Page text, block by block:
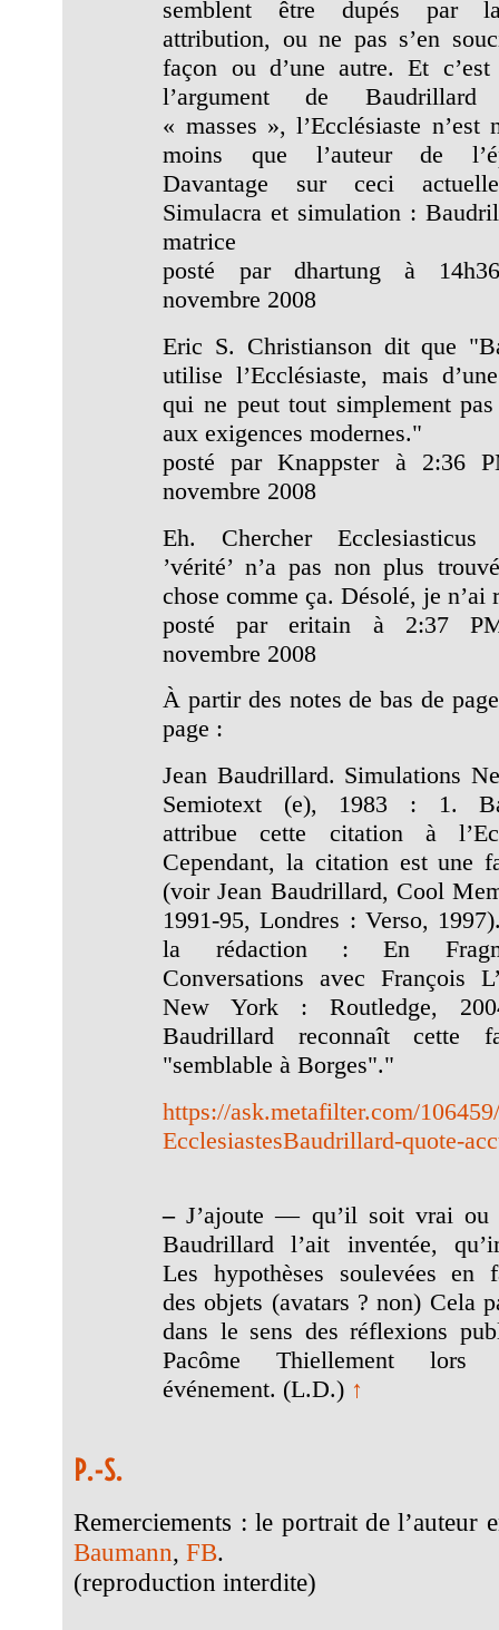
semblent être dupés par
attribution, ou ne pas s’en
façon ou d’une autre. Et c’est
l’argument de
« masses », l’Ecclésiaste
moins que l’auteur de
Davantage sur ceci
Simulacra et simulation :
matrice
posté par dhartung à
novembre 2008
Eric S. Christianson dit que
utilise l’Ecclésiaste, mais
qui ne peut tout simplement pas
aux exigences modernes."
posté par Knappster à 2:36
novembre 2008
Eh. Chercher
’vérité’ n’a pas non plus
chose comme ça. Désolé, je n’ai
posté par eritain à 2:37
novembre 2008
À partir des notes de bas de
page :
Jean Baudrillard. Simulations
Semiotext (e), 1983 : 1.
attribue cette citation à
Cependant, la citation est une
(voir Jean Baudrillard, Cool
1991-95, Londres : Verso,
la rédaction : En
Conversations avec François
New York : Routledge,
Baudrillard reconnaît cette
"semblable à Borges"."
https://ask.metafilter.com/
EcclesiastesBaudrillard-quote-
–J’ajoute — qu’il soit vrai ou
Baudrillard l’ait inventée,
Les hypothèses soulevées en
des objets (avatars ? non) Cela
dans le sens des réflexions
Pacôme Thiellement
événement. (L.D.) ↑
P.-S.
Remerciements : le portrait de
Baumann,FB.
(reproduction interdite)